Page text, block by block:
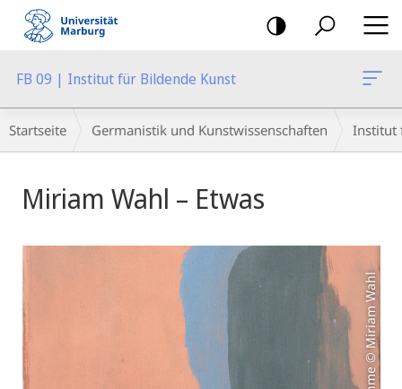
Mobile-
Navigation
FB 09 | Institut für Bildende Kunst
Breadcrumb-
Navigation
Startseite Germanistik und Kunstwissenschaften Institut
Miriam Wahl – Etwas
Aufnahme © Miriam Wahl